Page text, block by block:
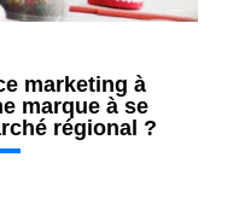
marketing à
marque à se
régional ?